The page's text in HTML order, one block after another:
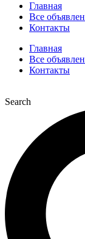
Главная
Все
Контакты
Главная
Все
Контакты
Search